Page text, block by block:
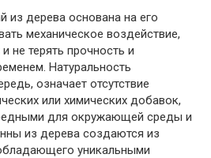
из дерева основана на его
механическое воздействие,
не терять прочность и
Натуральность
означает отсутствие
или химических добавок,
для окружающей среды и
из дерева создаются из
уникальными